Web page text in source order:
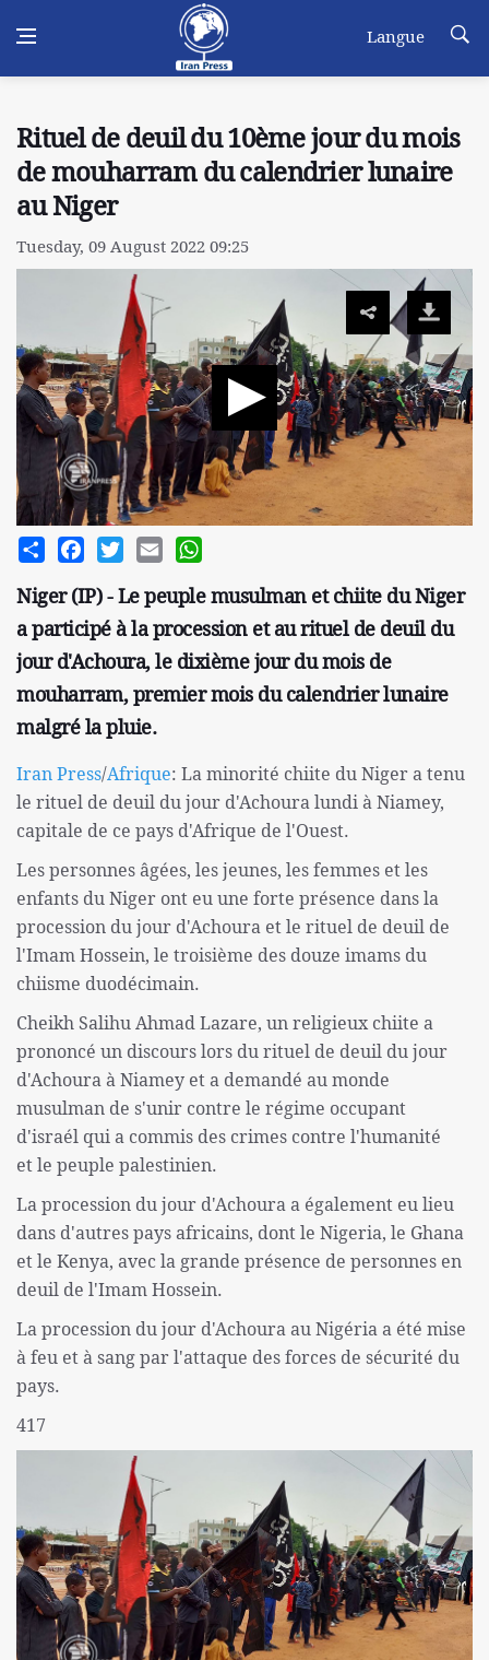
Langue
Rituel de deuil du 10ème jour du mois
de mouharram du calendrier lunaire
au Niger
Tuesday, 09 August 2022 09:25
Share FacebookTwitterEmail
Niger (IP) - Le peuple musulman et chiite du Niger
a participé à la procession et au rituel de deuil du
jour d'Achoura, le dixième jour du mois de
mouharram, premier mois du calendrier lunaire
malgré la pluie.
Iran Press/Afrique: La minorité chiite du Niger a tenu
le rituel de deuil du jour d'Achoura lundi à Niamey,
capitale de ce pays d'Afrique de l'Ouest.
Les personnes âgées, les jeunes, les femmes et les
enfants du Niger ont eu une forte présence dans la
procession du jour d'Achoura et le rituel de deuil de
l'Imam Hossein, le troisième des douze imams du
chiisme duodécimain.
Cheikh Salihu Ahmad Lazare, un religieux chiite a
prononcé un discours lors du rituel de deuil du jour
d'Achoura à Niamey et a demandé au monde
musulman de s'unir contre le régime occupant
d'israél qui a commis des crimes contre l'humanité
et le peuple palestinien.
La procession du jour d'Achoura a également eu lieu
dans d'autres pays africains, dont le Nigeria, le Ghana
et le Kenya, avec la grande présence de personnes en
deuil de l'Imam Hossein.
La procession du jour d'Achoura au Nigéria a été mise
à feu et à sang par l'attaque des forces de sécurité du
pays.
417